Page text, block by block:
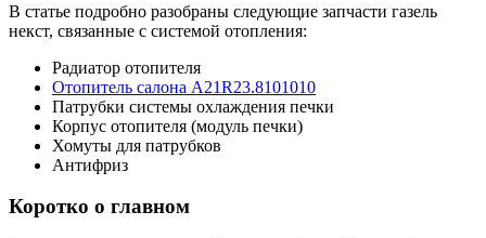
В статье подробно разобраны следующие запчасти газель
некст, связанные с системой отопления:
Радиатор отопителя
Отопитель салона A21R23.8101010
Патрубки системы охлаждения печки
Корпус отопителя (модуль печки)
Хомуты для патрубков
Антифриз
Коротко о главном